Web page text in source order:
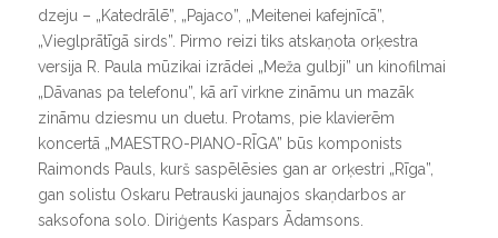
dzeju – „Katedrālē”, „Pajaco”, „Meitenei kafejnīcā”,
„Vieglprātīgā sirds”. Pirmo reizi tiks atskaņota orķestra
versija R. Paula mūzikai izrādei „Meža gulbji” un kinofilmai
„Dāvanas pa telefonu”, kā arī virkne zināmu un mazāk
zināmu dziesmu un duetu. Protams, pie klavierēm
koncertā „MAESTRO-PIANO-RĪGA” būs komponists
Raimonds Pauls, kurš saspēlēsies gan ar orķestri „Rīga”,
gan solistu Oskaru Petrauski jaunajos skaņdarbos ar
saksofona solo. Diriģents Kaspars Ādamsons.